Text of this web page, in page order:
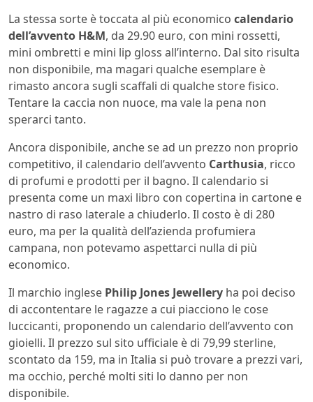
La stessa sorte è toccata al più economico calendario
dell’avvento H&M, da 29.90 euro, con mini rossetti,
mini ombretti e mini lip gloss all’interno. Dal sito risulta
non disponibile, ma magari qualche esemplare è
rimasto ancora sugli scaffali di qualche store fisico.
Tentare la caccia non nuoce, ma vale la pena non
sperarci tanto.
Ancora disponibile, anche se ad un prezzo non proprio
competitivo, il calendario dell’avvento Carthusia, ricco
di profumi e prodotti per il bagno. Il calendario si
presenta come un maxi libro con copertina in cartone e
nastro di raso laterale a chiuderlo. Il costo è di 280
euro, ma per la qualità dell’azienda profumiera
campana, non potevamo aspettarci nulla di più
economico.
Il marchio inglese Philip Jones Jewellery ha poi deciso
di accontentare le ragazze a cui piacciono le cose
luccicanti, proponendo un calendario dell’avvento con
gioielli. Il prezzo sul sito ufficiale è di 79,99 sterline,
scontato da 159, ma in Italia si può trovare a prezzi vari,
ma occhio, perché molti siti lo danno per non
disponibile.